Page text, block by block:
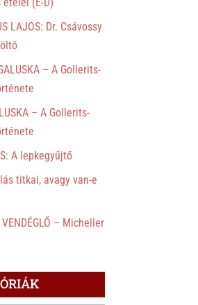
LAJOS: Dr. Csávossy
– A Gollerits-
– A Gollerits-
A lepkegyűjtő
titkai, avagy van-e
VENDÉGLŐ – Micheller